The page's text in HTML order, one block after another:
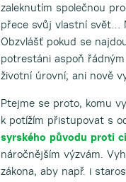
zaleknutím společnou
přece svůj vlastní svět…
Obzvlášť pokud se
potrestáni aspoň
životní úrovní; ani nově
Ptejme se proto, komu
k potížím přistupovat s
syrského původu proti
náročnějším výzvám.
zákona, aby např. i